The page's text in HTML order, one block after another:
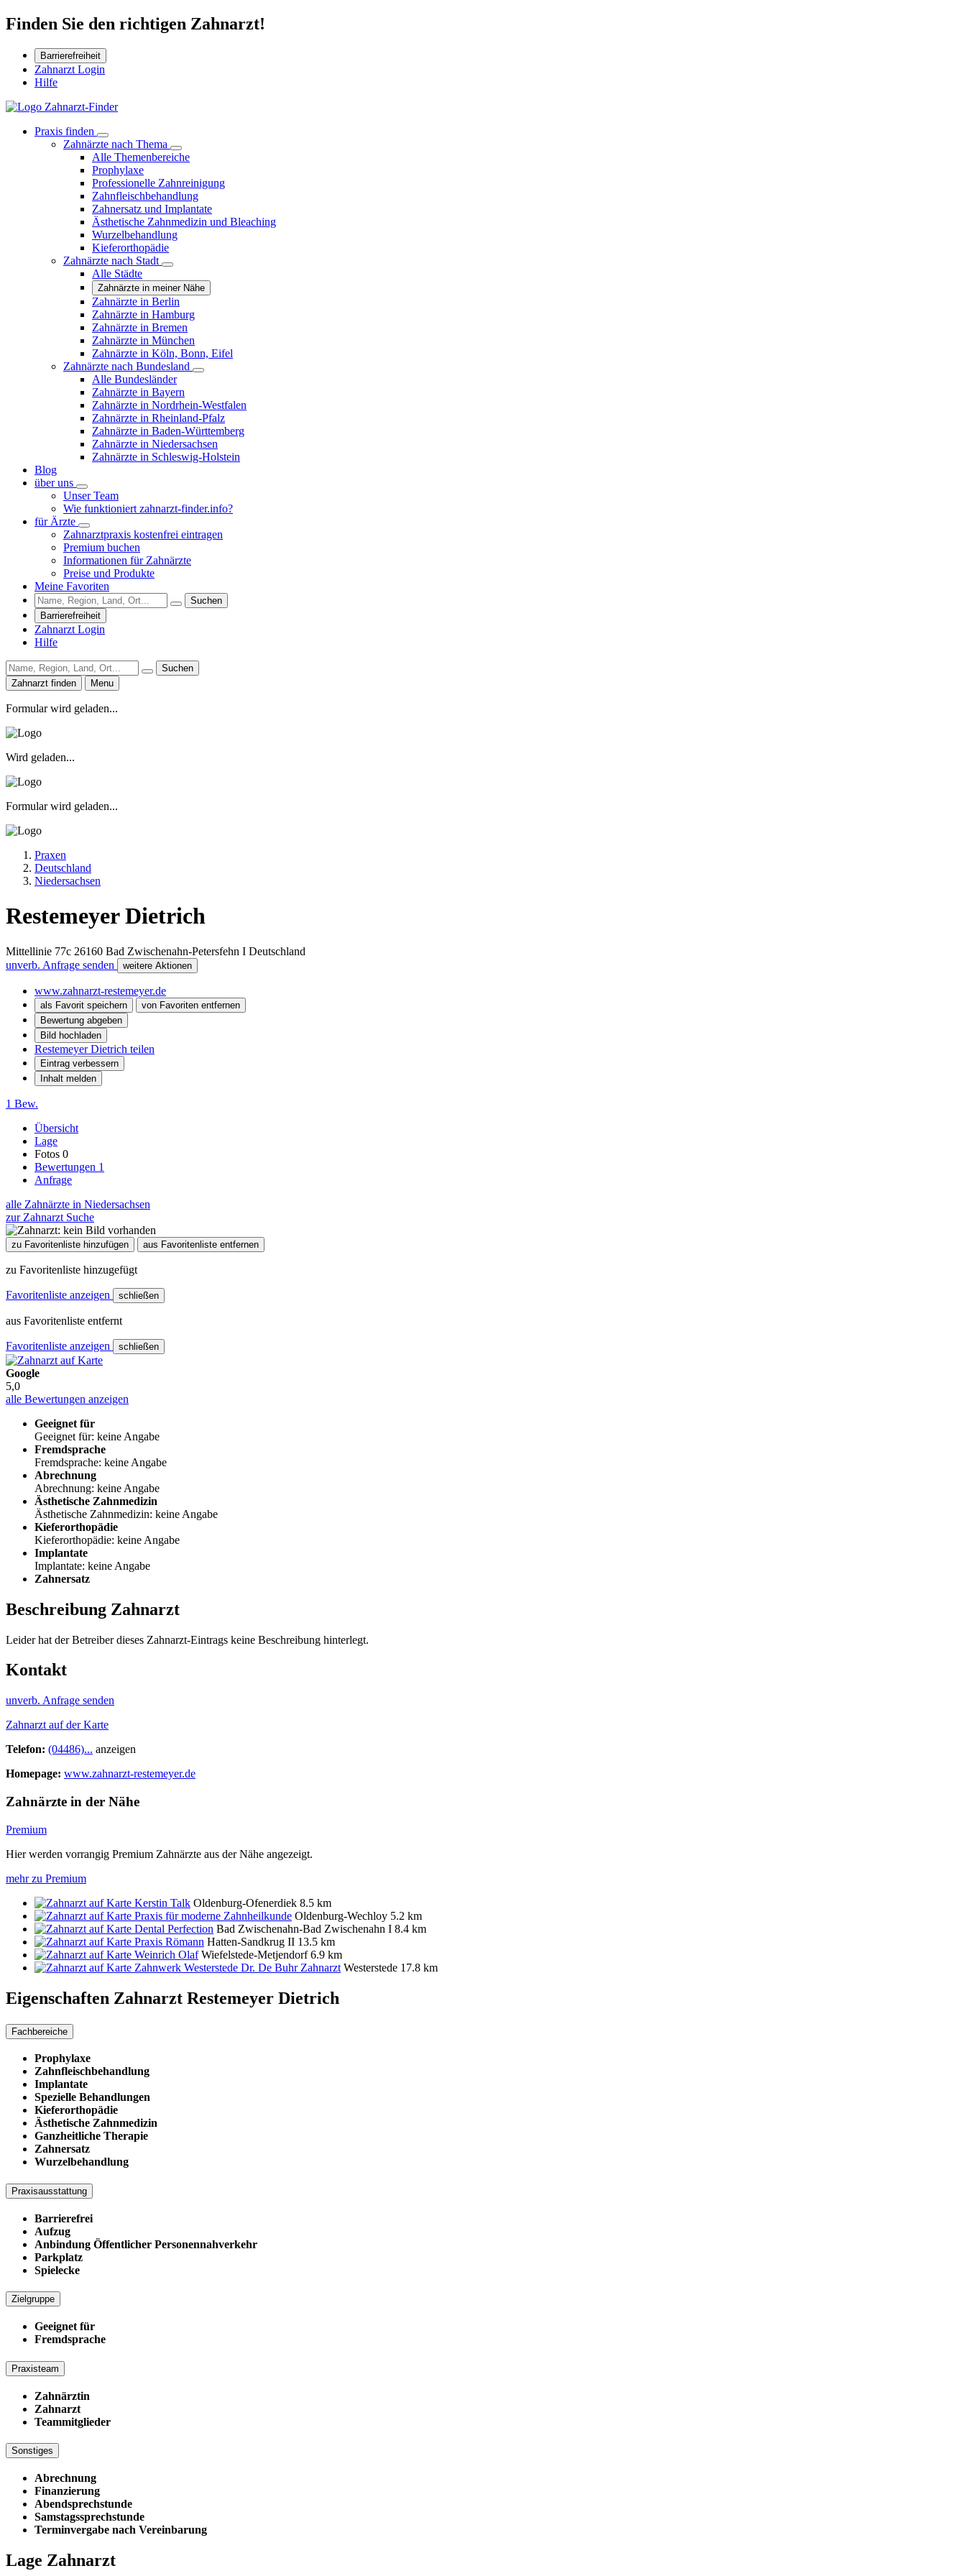
Finden Sie den richtigen Zahnarzt!
Barrierefreiheit
Zahnarzt Login
Hilfe
Praxis finden
Zahnärzte nach Thema
Alle Themenbereiche
Prophylaxe
Professionelle Zahnreinigung
Zahnfleischbehandlung
Zahnersatz und Implantate
Ästhetische Zahnmedizin und Bleaching
Wurzelbehandlung
Kieferorthopädie
Zahnärzte nach Stadt
Alle Städte
Zahnärzte in meiner Nähe
Zahnärzte in Berlin
Zahnärzte in Hamburg
Zahnärzte in Bremen
Zahnärzte in München
Zahnärzte in Köln, Bonn, Eifel
Zahnärzte nach Bundesland
Alle Bundesländer
Zahnärzte in Bayern
Zahnärzte in Nordrhein-Westfalen
Zahnärzte in Rheinland-Pfalz
Zahnärzte in Baden-Württemberg
Zahnärzte in Niedersachsen
Zahnärzte in Schleswig-Holstein
Blog
über uns
Unser Team
Wie funktioniert zahnarzt-finder.info?
für Ärzte
Zahnarztpraxis kostenfrei eintragen
Premium buchen
Informationen für Zahnärzte
Preise und Produkte
Meine Favoriten
Suchen
Barrierefreiheit
Zahnarzt Login
Hilfe
Suchen
Zahnarzt finden
Menu
Formular wird geladen...
Wird geladen...
Formular wird geladen...
Praxen
Deutschland
Niedersachsen
Restemeyer Dietrich
Mittellinie 77c 26160 Bad Zwischenahn-Petersfehn I Deutschland
unverb. Anfrage senden
weitere Aktionen
www.zahnarzt-restemeyer.de
als Favorit speichern
von Favoriten entfernen
Bewertung abgeben
Bild hochladen
Restemeyer Dietrich teilen
Eintrag verbessern
Inhalt melden
1 Bew.
Übersicht
Lage
Fotos 0
Bewertungen 1
Anfrage
alle Zahnärzte in Niedersachsen
zur Zahnarzt Suche
zu Favoritenliste hinzufügen aus Favoritenliste entfernen
zu Favoritenliste hinzugefügt
Favoritenliste anzeigen schließen
aus Favoritenliste entfernt
Favoritenliste anzeigen schließen
Google
5,0
alle Bewertungen anzeigen
Geeignet für
Geeignet für: keine Angabe
Fremdsprache
Fremdsprache: keine Angabe
Abrechnung
Abrechnung: keine Angabe
Ästhetische Zahnmedizin
Ästhetische Zahnmedizin: keine Angabe
Kieferorthopädie
Kieferorthopädie: keine Angabe
Implantate
Implantate: keine Angabe
Zahnersatz
Beschreibung Zahnarzt
Leider hat der Betreiber dieses Zahnarzt-Eintrags keine Beschreibung hinterlegt.
Kontakt
unverb. Anfrage senden
Zahnarzt auf der Karte
Telefon: (04486)... anzeigen
Homepage: www.zahnarzt-restemeyer.de
Zahnärzte in der Nähe
Premium
Hier werden vorrangig Premium Zahnärzte aus der Nähe angezeigt.
mehr zu Premium
Kerstin Talk Oldenburg-Ofenerdiek 8.5 km
Praxis für moderne Zahnheilkunde Oldenburg-Wechloy 5.2 km
Dental Perfection Bad Zwischenahn-Bad Zwischenahn I 8.4 km
Praxis Römann Hatten-Sandkrug II 13.5 km
Weinrich Olaf Wiefelstede-Metjendorf 6.9 km
Zahnwerk Westerstede Dr. De Buhr Zahnarzt Westerstede 17.8 km
Eigenschaften Zahnarzt Restemeyer Dietrich
Fachbereiche
Prophylaxe
Zahnfleischbehandlung
Implantate
Spezielle Behandlungen
Kieferorthopädie
Ästhetische Zahnmedizin
Ganzheitliche Therapie
Zahnersatz
Wurzelbehandlung
Praxisausstattung
Barrierefrei
Aufzug
Anbindung Öffentlicher Personennahverkehr
Parkplatz
Spielecke
Zielgruppe
Geeignet für
Fremdsprache
Praxisteam
Zahnärztin
Zahnarzt
Teammitglieder
Sonstiges
Abrechnung
Finanzierung
Abendsprechstunde
Samstagssprechstunde
Terminvergabe nach Vereinbarung
Lage Zahnarzt